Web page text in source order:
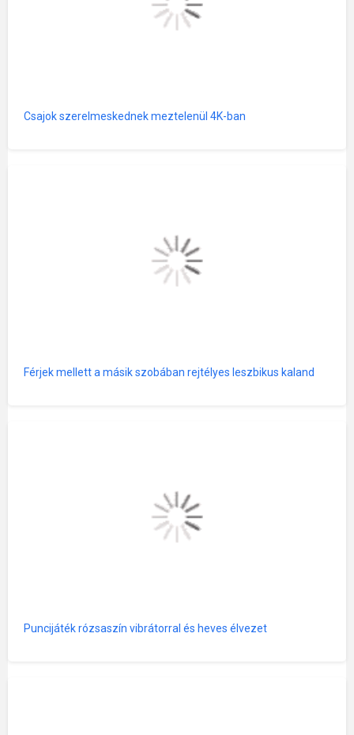
Csajok szerelmeskednek meztelenül 4K-ban
Férjek mellett a másik szobában rejtélyes leszbikus kaland
Puncijáték rózsaszín vibrátorral és heves élvezet